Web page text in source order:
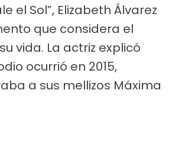
el Sol”, Elizabeth Álvarez
que considera el
vida. La actriz explicó
ocurrió en 2015,
a sus mellizos Máxima